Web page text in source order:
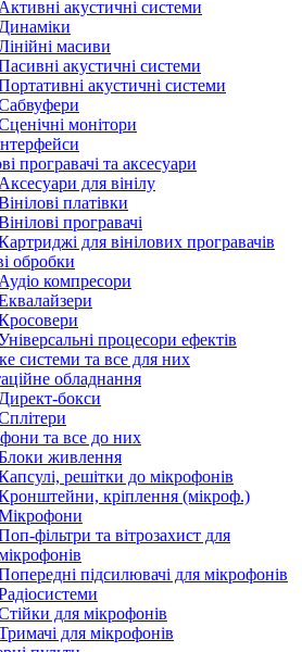
Активні акустичні системи
Динаміки
масиви
акустичні системи
акустичні системи
монітори
програвачі та аксесуари
Аксесуари для вінілу
платівки
програвачі
для вінілових програвачів
обробки
Аудіо компресори
процесори ефектів
системи та все для них
обладнання
Директ-бокси
та все до них
живлення
решітки до мікрофонів
кріплення (мікроф.)
фільтри та вітрозахист для
підсилювачі для мікрофонів
для мікрофонів
для мікрофонів